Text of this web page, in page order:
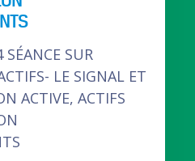
SUR
LE SIGNAL ET
ACTIVE, ACTIFS